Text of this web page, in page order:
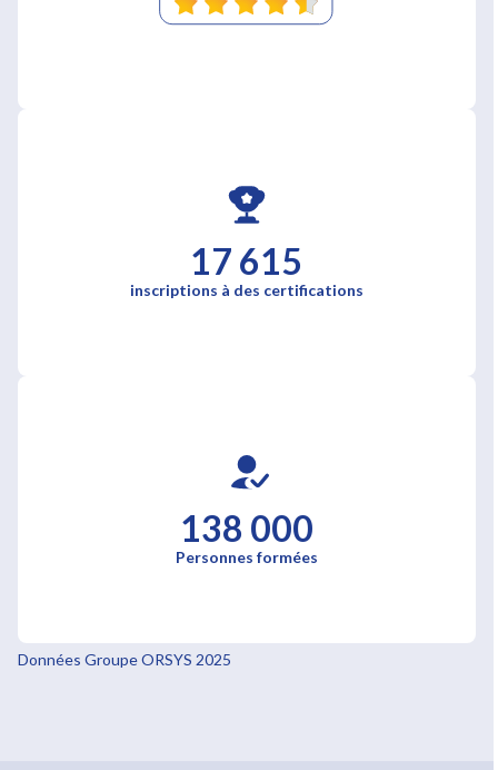
17 615
inscriptions à des certifications
138 000
Personnes formées
Données Groupe ORSYS 2025